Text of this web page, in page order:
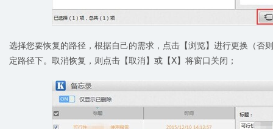
选择您要恢复的路径，根据自己的需求，点击【浏览】进行更换（否
定路径下。取消恢复，则点击【取消】或【X】将窗口关闭；